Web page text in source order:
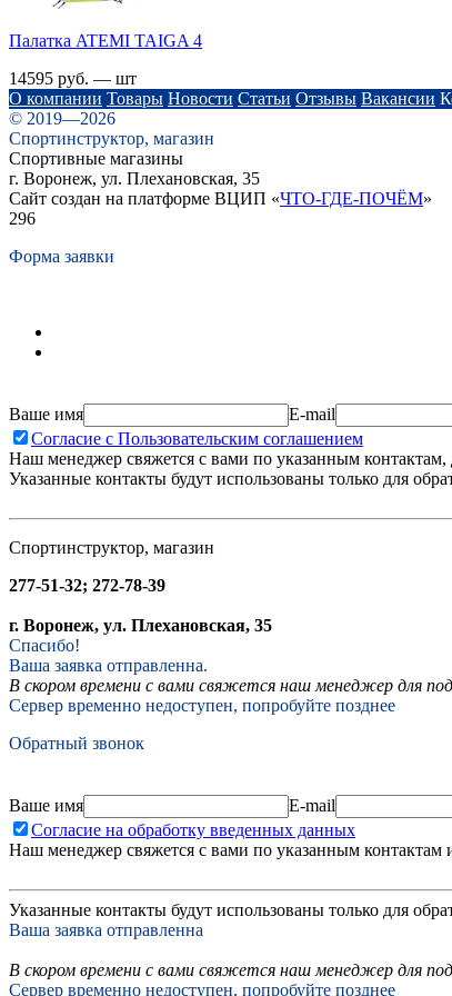
Палатка ATEMI TAIGA 4
14595 руб. — шт
О компании Товары Новости Статьи Отзывы Вакансии
© 2019—2026
Спортинструктор, магазин
Спортивные магазины
г. Воронеж, ул. Плехановская, 35
Сайт создан на платформе ВЦИП «ЧТО-ГДЕ-ПОЧЁМ»
296
Форма заявки
Ваше имя E-mail
Согласие с Пользовательским соглашением
Наш менеджер свяжется с вами по указанным контактам,
Указанные контакты будут использованы только для
Спортинструктор, магазин
277-51-32; 272-78-39
г. Воронеж, ул. Плехановская, 35
Спасибо!
Ваша заявка отправленна.
В скором времени с вами свяжется наш менеджер для
Сервер временно недоступен, попробуйте позднее
Обратный звонок
Ваше имя E-mail
Согласие на обработку введенных данных
Наш менеджер свяжется с вами по указанным контактам
Указанные контакты будут использованы только для
Ваша заявка отправленна
В скором времени с вами свяжется наш менеджер для
Сервер временно недоступен, попробуйте позднее